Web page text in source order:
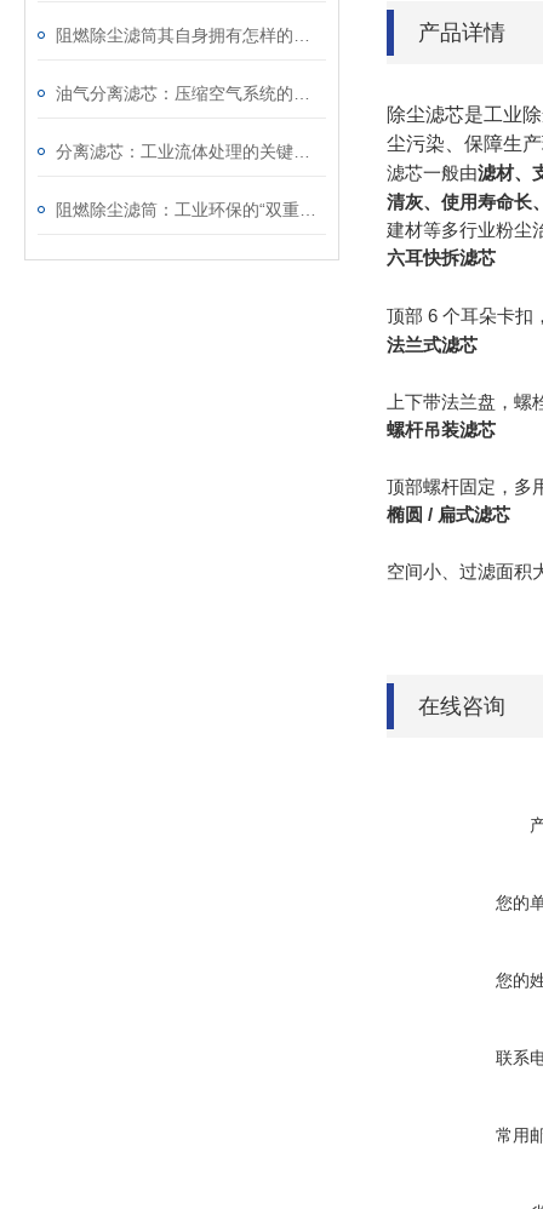
产品详情
除尘滤芯是工业
尘污染、保障生
滤芯一般由滤材、
清灰、使用寿命长
建材等多行业粉尘
六耳快拆滤芯
顶部 6 个耳朵卡扣
法兰式滤芯
上下带法兰盘，
螺杆吊装滤芯
顶部螺杆固定，多
椭圆 / 扁式滤芯
空间小、过滤面积
在线咨询
您的
您的
联系
常用